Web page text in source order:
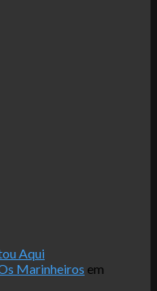
Aqui
Marinheiros em